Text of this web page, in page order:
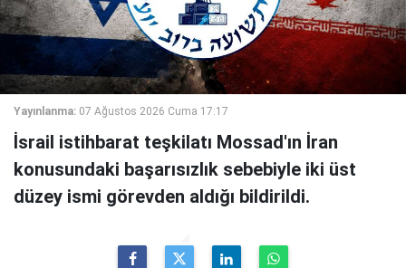
Yayınlanma: 07 Ağustos 2026 Cuma 17:17
İsrail istihbarat teşkilatı Mossad'ın İran
konusundaki başarısızlık sebebiyle iki üst
düzey ismi görevden aldığı bildirildi.